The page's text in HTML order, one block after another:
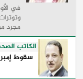
في
مجرد
...
الكاتب
سقوط